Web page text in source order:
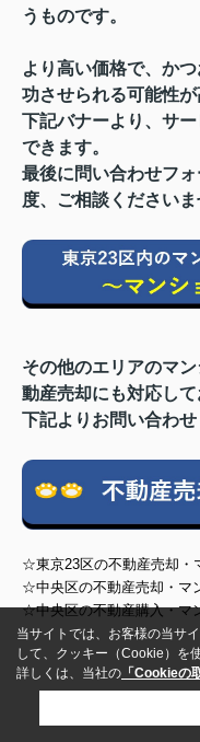
うものです。
より高い価格で、か
功させられる可能性が
下記バナーより、サ
できます。
最後に問い合わせフ
度、ご相談くださいま
その他のエリアのマ
動産売却にも対応して
下記よりお問い合わせ
☆東京23区の不動産売却・
☆中央区の不動産売却・マ
☆中央区の不動産購入・マ
当サイトでは、お客様の当サ
して、クッキー（Cookie）を
詳しくは、当社の 「Cookieの